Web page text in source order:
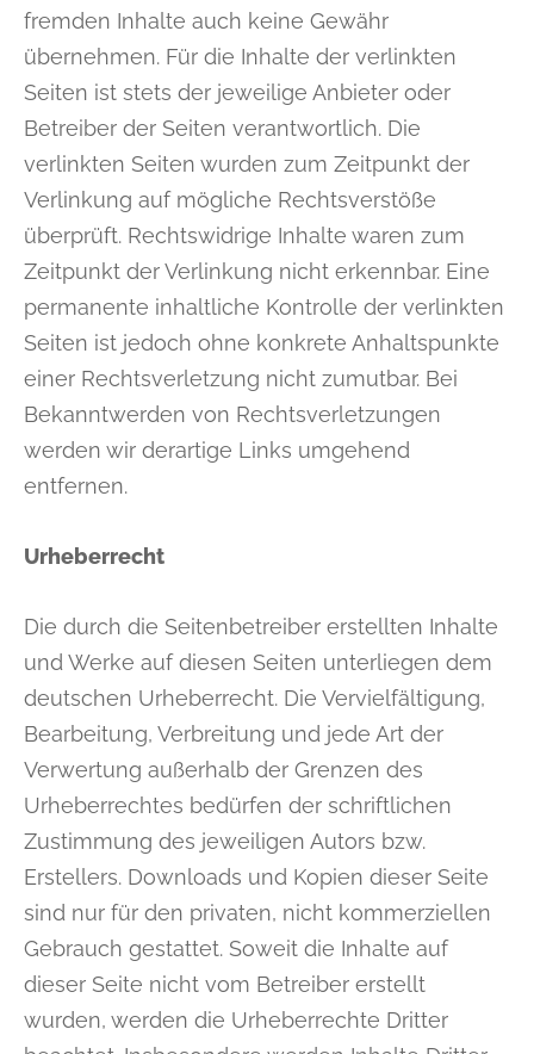
fremden Inhalte auch keine Gewähr
übernehmen. Für die Inhalte der verlinkten
Seiten ist stets der jeweilige Anbieter oder
Betreiber der Seiten verantwortlich. Die
verlinkten Seiten wurden zum Zeitpunkt der
Verlinkung auf mögliche Rechtsverstöße
überprüft. Rechtswidrige Inhalte waren zum
Zeitpunkt der Verlinkung nicht erkennbar. Eine
permanente inhaltliche Kontrolle der verlinkten
Seiten ist jedoch ohne konkrete Anhaltspunkte
einer Rechtsverletzung nicht zumutbar. Bei
Bekanntwerden von Rechtsverletzungen
werden wir derartige Links umgehend
entfernen.
Urheberrecht
Die durch die Seitenbetreiber erstellten Inhalte
und Werke auf diesen Seiten unterliegen dem
deutschen Urheberrecht. Die Vervielfältigung,
Bearbeitung, Verbreitung und jede Art der
Verwertung außerhalb der Grenzen des
Urheberrechtes bedürfen der schriftlichen
Zustimmung des jeweiligen Autors bzw.
Erstellers. Downloads und Kopien dieser Seite
sind nur für den privaten, nicht kommerziellen
Gebrauch gestattet. Soweit die Inhalte auf
dieser Seite nicht vom Betreiber erstellt
wurden, werden die Urheberrechte Dritter